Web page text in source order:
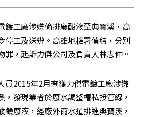
鍍工廠涉嫌偷排廢酸液至典寶溪，高
停工及送辦。高雄地檢署偵結，分別
罪，起訴力傑公司及負責人林志仲。
員2015年2月查獲力傑電鍍工廠涉嫌
，發現業者於廢水調整槽私接管線，
鹼廢液，經廠外雨水道排進典寶溪，